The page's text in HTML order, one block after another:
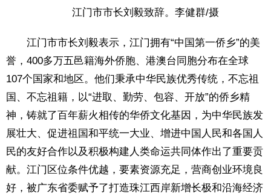
江门市市长刘毅致辞。李健群/摄
江门市市长刘毅表示，江门拥有“中国第一侨乡”的美
誉，400多万五邑籍海外侨胞、港澳台同胞分布在全球
107个国家和地区。他们秉承中华民族优秀传统，不忘祖
国、不忘祖籍，以“进取、勤劳、包容、开放”的侨乡精
神，铸就了百年薪火相传的华侨文化基因，为中华民族发
展壮大、促进祖国和平统一大业、增进中国人民和各国人
民的友好合作以及积极构建人类命运共同体作出了重要贡
献。江门区位条件优越，要素资源充足，营商创业环境良
好，被广东省委赋予了打造珠江西岸新增长极和沿海经济